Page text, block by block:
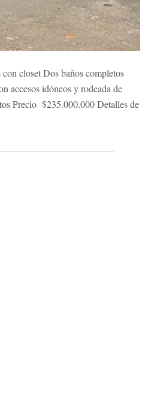
closet Dos baños completos
accesos idóneos y rodeada de
Precio $235.000.000 Detalles de